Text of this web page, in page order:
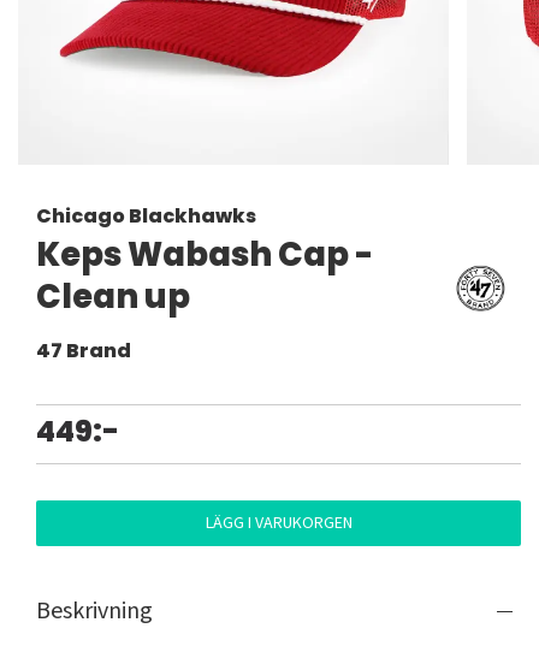
Chicago Blackhawks
Keps Wabash Cap -
Clean up
47 Brand
449:-
LÄGG I VARUKORGEN
Beskrivning